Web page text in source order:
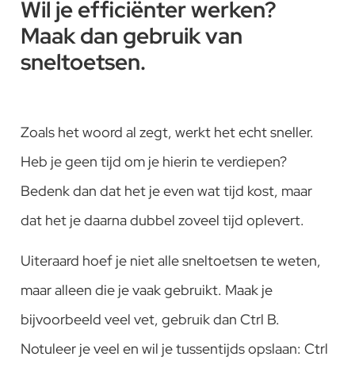
Wil je efficiënter werken?
Maak dan gebruik van
sneltoetsen.
Zoals het woord al zegt, werkt het echt sneller.
Heb je geen tijd om je hierin te verdiepen?
Bedenk dan dat het je even wat tijd kost, maar
dat het je daarna dubbel zoveel tijd oplevert.
Uiteraard hoef je niet alle sneltoetsen te weten,
maar alleen die je vaak gebruikt. Maak je
bijvoorbeeld veel vet, gebruik dan Ctrl B.
Notuleer je veel en wil je tussentijds opslaan: Ctrl